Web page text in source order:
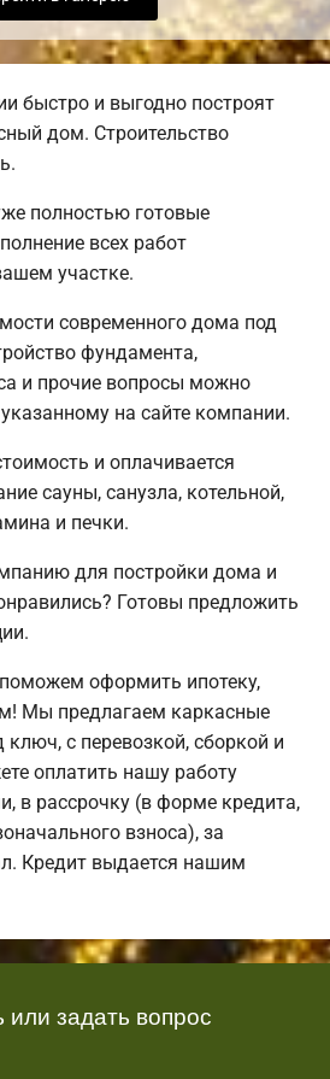
быстро и выгодно построят
дом. Строительство
полностью готовые
всех работ
участке.
современного дома под
фундамента,
и прочие вопросы можно
на сайте компании.
и оплачивается
сауны, санузла, котельной,
и печки.
для постройки дома и
Готовы предложить
оформить ипотеку,
Мы предлагаем каркасные
с перевозкой, сборкой и
оплатить нашу работу
в рассрочку (в форме кредита,
взноса), за
Кредит выдается нашим
или задать вопрос